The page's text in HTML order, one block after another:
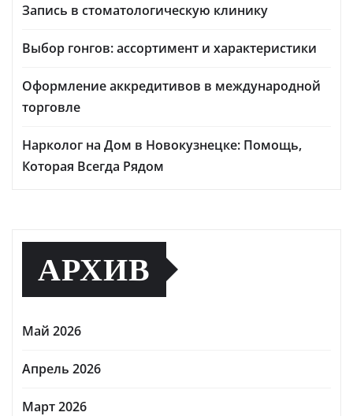
Запись в стоматологическую клинику
Выбор гонгов: ассортимент и характеристики
Оформление аккредитивов в международной
торговле
Нарколог на Дом в Новокузнецке: Помощь,
Которая Всегда Рядом
АРХИВ
Май 2026
Апрель 2026
Март 2026